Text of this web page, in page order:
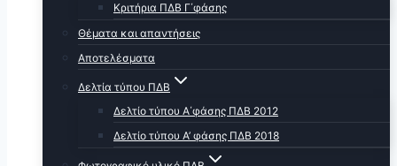
Κριτήρια ΠΔΒ Γ΄φάσης
Θέματα και απαντήσεις
Αποτελέσματα
Δελτία τύπου ΠΔΒ
Δελτίο τύπου Α΄φάσης ΠΔΒ 2012
Δελτίο τύπου Α’ φάσης ΠΔΒ 2018